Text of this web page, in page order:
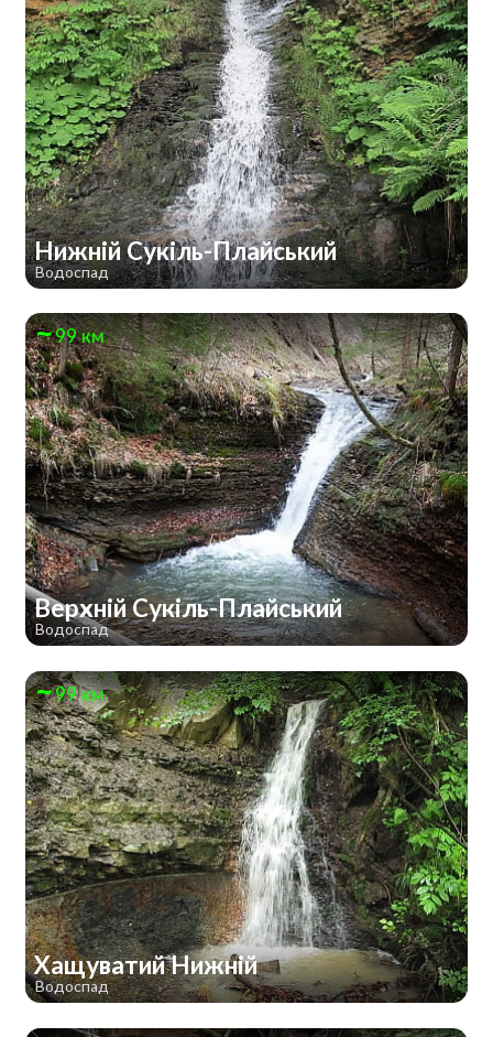
Нижній Сукіль-Плайський
Водоспад
99 км
Верхній Сукіль-Плайський
Водоспад
99 км
Хащуватий Нижній
Водоспад